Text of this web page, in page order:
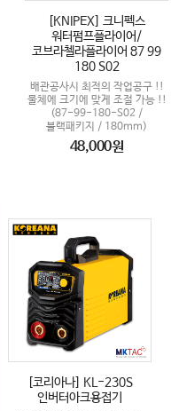
[KNIPEX] 크니펙스
워터펌프플라이어/
코브라첼라플라이어 87 99
180 S02
배관공사시 최적의 작업공구 !!
물체에 크기에 맞게 조절 가능 !!
(87-99-180-S02 /
블랙패키지 / 180mm)
48,000원
[코리아나] KL-230S
인버터아크용접기